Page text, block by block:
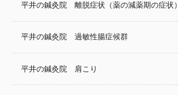
平井の鍼灸院 離脱症状（薬の減薬期の症状）
平井の鍼灸院 過敏性腸症候群
平井の鍼灸院 肩こり